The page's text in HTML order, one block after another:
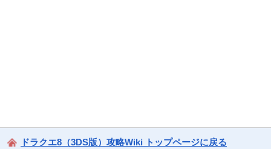
ドラクエ8（3DS版）攻略Wiki トップページに戻る